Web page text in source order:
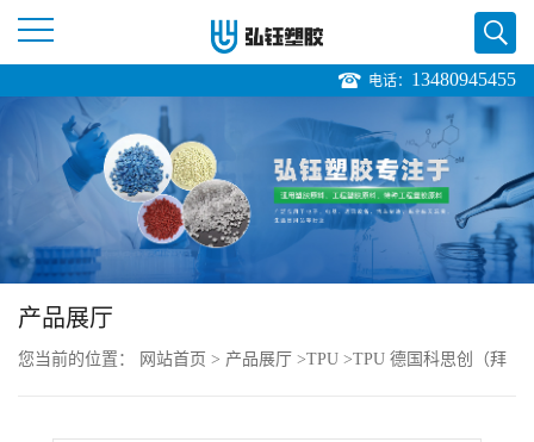
页
公
电话： 13480945455
产品展厅
您当前的位置： 网站首页 > 产品展厅 >TPU >TPU 德国科思创（拜